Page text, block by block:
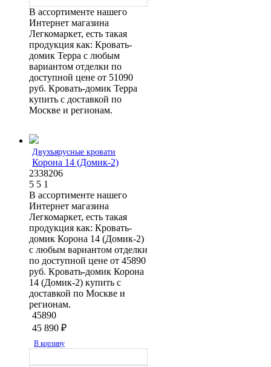
В ассортименте нашего
Интернет магазина
Легкомаркет, есть такая
продукция как: Кровать-
домик Терра с любым
вариантом отделки по
доступной цене от 51090
руб. Кровать-домик Терра
купить с доставкой по
Москве и регионам.
Двухъярусные кровати
Корона 14 (Домик-2)
2338206
5 5 1
В ассортименте нашего
Интернет магазина
Легкомаркет, есть такая
продукция как: Кровать-
домик Корона 14 (Домик-2)
с любым вариантом отделки
по доступной цене от 45890
руб. Кровать-домик Корона
14 (Домик-2) купить с
доставкой по Москве и
регионам.
45890
45 890 ₽
В корзину